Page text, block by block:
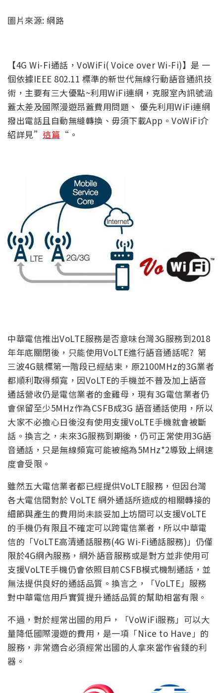
圖片來源: 網路
【4G Wi-Fi通話，VoWiFi( Voice over Wi-Fi)】 是 一
個依據IEEE 802.11 標準的新世代無線行動語音通訊技
術，主要有三大優點~利用WiFi連網，克服室內訊號涵
蓋太差及國際漫遊昂蓋費用問題、 優先利用WiFi連網
撥出電話且自動無縫轉換、毋須下載App。VoWiFi介
紹詳見” 這篇 “。
中華電信推出VoLTE服務是否意味台灣3G服務到2018
年年底關閉後，只能使用VoLTE進行語音通話呢? 第
三波4G競標第一階段已經結束，原2100MHz的3G業者
都順利取得頻寬，因VoLTE的手機並不普及加上語音
通話營收仍是電信業者的金雞母，現有3G電信業者仍
會保留至少5MHz作為CSFB成3G 語音通話使用，所以
大家不必擔心日後沒有使用支援VoLTE手機就會被斷
話。換言之，未來3G服務到期後，仍可正常使用3G語
音通話，只是無線頻寬可能被縮為5MHz*2導致上網速
度會受限。
雖然五大電信業者都已經提供VoLTE服務，但因台灣
各大電信間對於 VoLTE 網外通話所造成的相關轉接的
細節與產生的費用尚未談妥加上坊間可以支援VoLTE
的手機仍有限且不確定可以跨電信業者，所以中華電
信的「VoLTE高清通話服務(4G Wi-Fi通話服務)」仍僅
限於4G網內服務，網外語音服務或是對方並非使用可
支援VoLTE手機仍會依照目前CSFB模式機制通話，並
無法提供良好的通話品質。換言之，「VoLTE」服務
對中華電信用戶實質提升通話品質的幫助相當有限。
不過，對於經常出國的用戶，「VoWiFi服務」可以大
量降低國際漫遊的費用，是一項「Nice to Have」的
服務，非常適合必須經常出國的人拿來當作省錢的利
器。